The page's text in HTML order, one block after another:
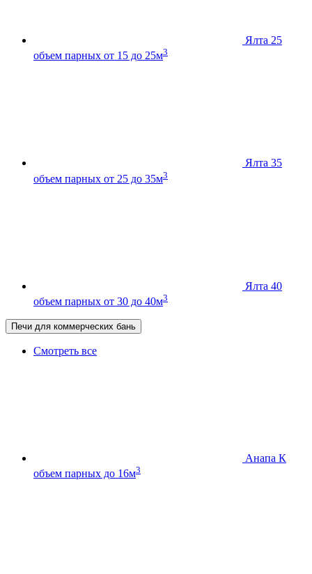
Ялта 25
объем парных от 15 до 25м3
Ялта 35
объем парных от 25 до 35м3
Ялта 40
объем парных от 30 до 40м3
Печи для коммерческих бань
Смотреть все
Анапа К
объем парных до 16м3